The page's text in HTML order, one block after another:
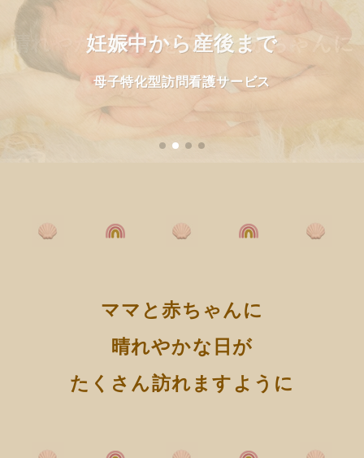
心を込めてサポートします
母子特化型訪問看護サービス
晴れやかな毎日をママと赤ちゃんに
母子特化型訪問看護サービス
妊娠中から産後まで
母子特化型訪問看護サービス
ママと赤ちゃんに
晴れやかな日が
たくさん訪れますように